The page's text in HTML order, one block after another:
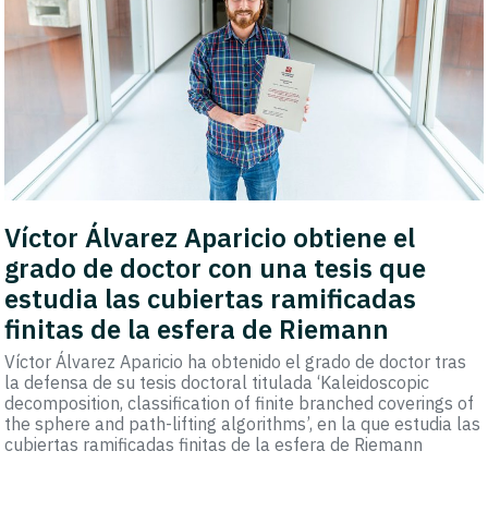
Víctor Álvarez Aparicio obtiene el
grado de doctor con una tesis que
estudia las cubiertas ramificadas
finitas de la esfera de Riemann
Víctor Álvarez Aparicio ha obtenido el grado de doctor tras
la defensa de su tesis doctoral titulada ‘Kaleidoscopic
decomposition, classification of finite branched coverings of
the sphere and path-lifting algorithms’, en la que estudia las
cubiertas ramificadas finitas de la esfera de Riemann